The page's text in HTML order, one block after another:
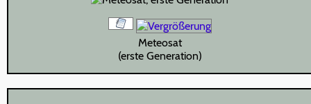
Meteosat
(erste Generation)